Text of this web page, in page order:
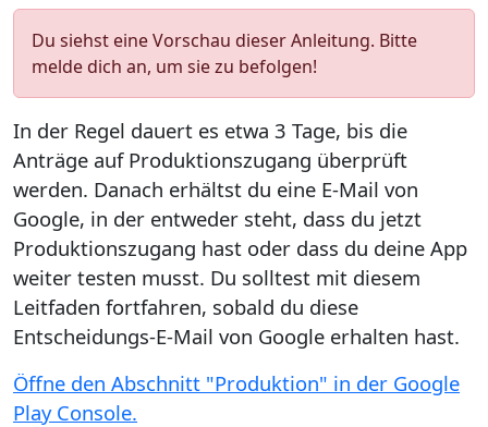
Du siehst eine Vorschau dieser Anleitung. Bitte
melde dich an, um sie zu befolgen!
In der Regel dauert es etwa 3 Tage, bis die
Anträge auf Produktionszugang überprüft
werden. Danach erhältst du eine E-Mail von
Google, in der entweder steht, dass du jetzt
Produktionszugang hast oder dass du deine App
weiter testen musst. Du solltest mit diesem
Leitfaden fortfahren, sobald du diese
Entscheidungs-E-Mail von Google erhalten hast.
Öffne den Abschnitt "Produktion" in der Google
Play Console.